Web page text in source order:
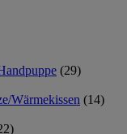
(29)
Wärmekissen (14)